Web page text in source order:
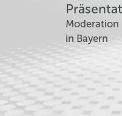
Moderation
in Bayern